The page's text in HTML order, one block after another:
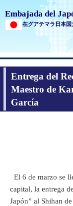
Embajada del
在グアテマラ日本国
Entrega del
Maestro de
García
El 6 de marzo se
capital, la entrega
Japón” al Shihan